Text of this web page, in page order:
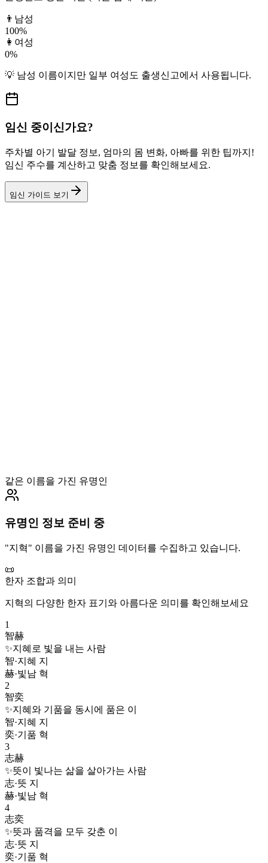
👨 남성
100%
👩 여성
0%
💡 남성 이름이지만 일부 여성도 출생신고에서 사용됩니다.
임신 중이신가요?
주차별 아기 발달 정보, 엄마의 몸 변화, 아빠를 위한 팁까지!
임신 주수를 계산하고 맞춤 정보를 확인해보세요.
임신 가이드 보기
같은 이름을 가진 유명인
유명인 정보 준비 중
"지혁" 이름을 가진 유명인 데이터를 수집하고 있습니다.
📜
한자 조합과 의미
지혁의 다양한 한자 표기와 아름다운 의미를 확인해보세요
1
智赫
✨지혜로 빛을 내는 사람
智·지혜 지
赫·빛남 혁
2
智奕
✨지혜와 기품을 동시에 품은 이
智·지혜 지
奕·기품 혁
3
志赫
✨뜻이 빛나는 삶을 살아가는 사람
志·뜻 지
赫·빛남 혁
4
志奕
✨뜻과 품격을 모두 갖춘 이
志·뜻 지
奕·기품 혁